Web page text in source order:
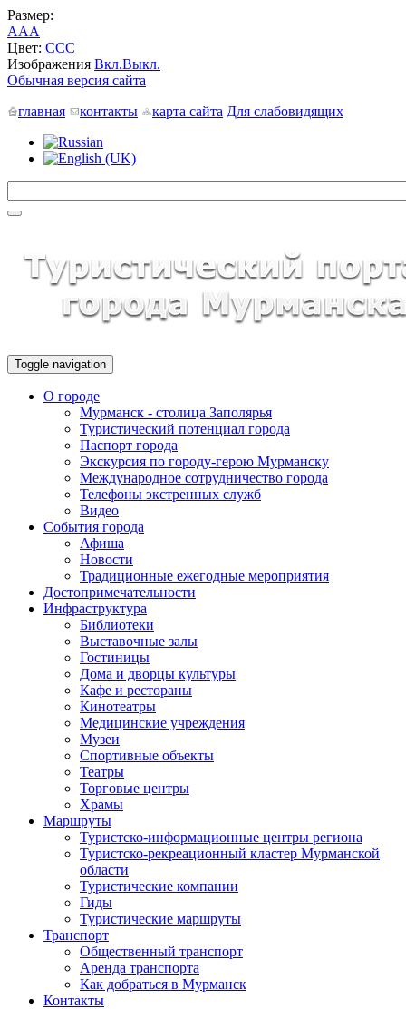
Размер:
AAA
Цвет: CCC
Изображения Вкл.Выкл.
Обычная версия сайта
главная
контакты карта сайта Для слабовидящих
Toggle navigation
О городе
Мурманск - столица Заполярья
Туристический потенциал города
Паспорт города
Экскурсия по городу-герою Мурманску
Международное сотрудничество города
Телефоны экстренных служб
Видео
События города
Афиша
Новости
Традиционные ежегодные мероприятия
Достопримечательности
Инфраструктура
Библиотеки
Выставочные залы
Гостиницы
Дома и дворцы культуры
Кафе и рестораны
Кинотеатры
Медицинские учреждения
Музеи
Спортивные объекты
Театры
Торговые центры
Храмы
Маршруты
Туристско-информационные центры региона
Туристско-рекреационный кластер Мурманской
области
Туристические компании
Гиды
Туристические маршруты
Транспорт
Общественный транспорт
Аренда транспорта
Как добраться в Мурманск
Контакты